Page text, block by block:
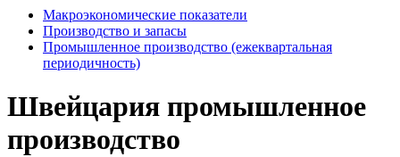
Макроэкономические показатели
Производство и запасы
Промышленное производство (ежеквартальная
периодичность)
Швейцария промышленное
производство